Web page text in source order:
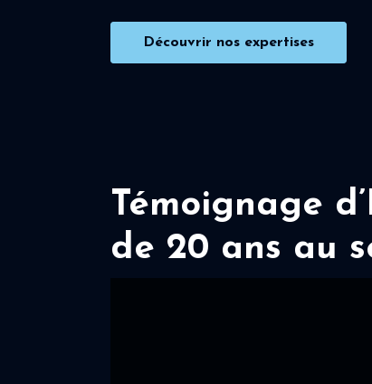
Découvrir nos expertises
Témoignage
de 20 ans au